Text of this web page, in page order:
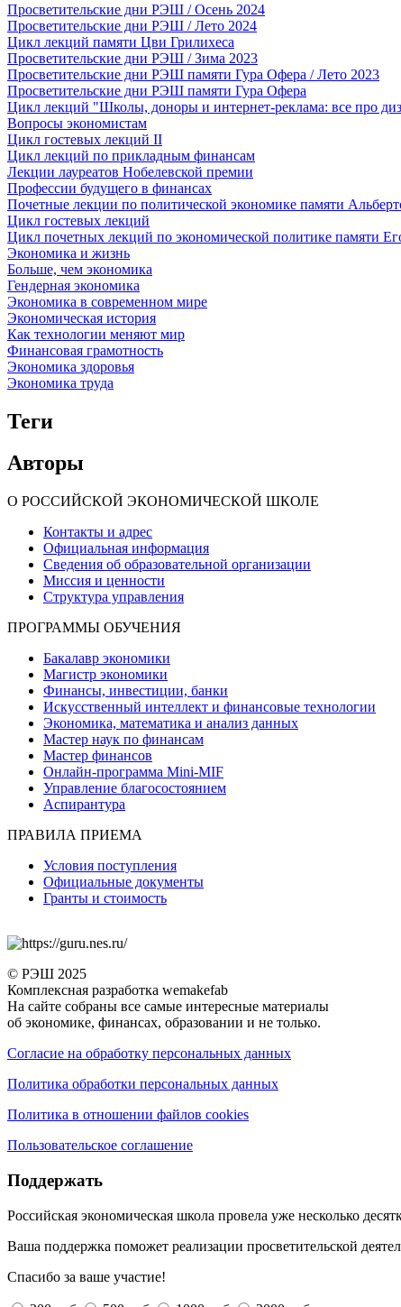
Просветительские дни РЭШ / Осень 2024
Просветительские дни РЭШ / Лето 2024
Цикл лекций памяти Цви Грилихеса
Просветительские дни РЭШ / Зима 2023
Просветительские дни РЭШ памяти Гура Офера / Лето 2023
Просветительские дни РЭШ памяти Гура Офера
Цикл лекций "Школы, доноры и интернет-реклама: все про
Вопросы экономистам
Цикл гостевых лекций II
Цикл лекций по прикладным финансам
Лекции лауреатов Нобелевской премии
Профессии будущего в финансах
Почетные лекции по политической экономике памяти
Цикл гостевых лекций
Цикл почетных лекций по экономической политике памяти
Экономика и жизнь
Больше, чем экономика
Гендерная экономика
Экономика в современном мире
Экономическая история
Как технологии меняют мир
Финансовая грамотность
Экономика здоровья
Экономика труда
Теги
Авторы
О РОССИЙСКОЙ ЭКОНОМИЧЕСКОЙ ШКОЛЕ
Контакты и адрес
Официальная информация
Сведения об образовательной организации
Миссия и ценности
Структура управления
ПРОГРАММЫ ОБУЧЕНИЯ
Бакалавр экономики
Магистр экономики
Финансы, инвестиции, банки
Искусственный интеллект и финансовые технологии
Экономика, математика и анализ данных
Мастер наук по финансам
Мастер финансов
Онлайн-программа Mini-MIF
Управление благосостоянием
Аспирантура
ПРАВИЛА ПРИЕМА
Условия поступления
Официальные документы
Гранты и стоимость
© РЭШ 2025
Комплексная разработка wemakefab
На сайте собраны все самые интересные материалы
об экономике, финансах, образовании и не только.
Согласие на обработку персональных данных
Политика обработки персональных данных
Политика в отношении файлов cookies
Пользовательское соглашение
Поддержать
Российская экономическая школа провела уже несколько
Ваша поддержка поможет реализации просветительской
Спасибо за ваше участие!